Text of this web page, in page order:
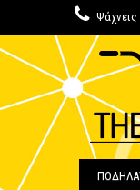
Ψάχνεις